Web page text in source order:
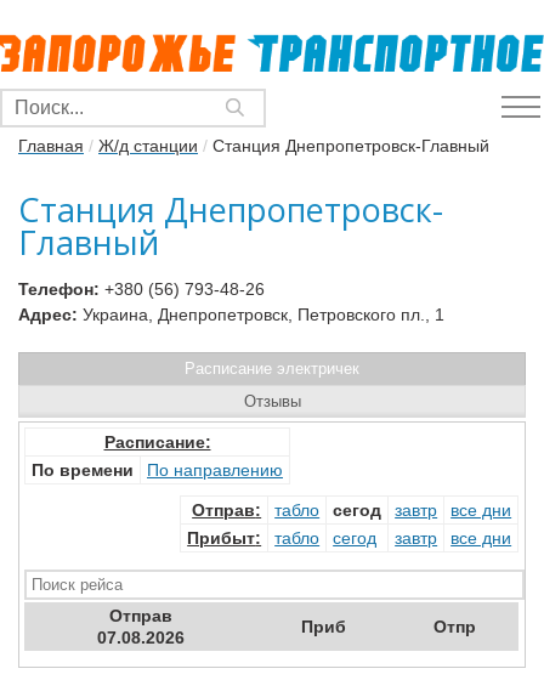
Главная / Ж/д станции / Станция Днепропетровск-Главный
Станция Днепропетровск-
Главный
Телефон: +380 (56) 793-48-26
Адрес: Украина, Днепропетровск, Петровского пл., 1
Расписание электричек
Расписание:
По времени
По направлению
Отправ: табло сегод завтр
все дни
Прибыт: табло сегод завтр все дни
Отправ
07.08.2026
Приб Отпр
Отзывы